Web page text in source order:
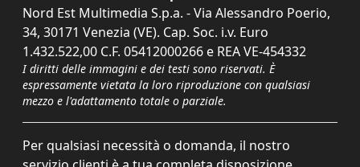
Nord Est Multimedia S.p.a. - Via Alessandro Poerio,
34, 30171 Venezia (VE). Cap. Soc. i.v. Euro
1.432.522,00 C.F. 05412000266 e REA VE-454332
I diritti delle immagini e dei testi sono riservati. È
espressamente vietata la loro riproduzione con qualsiasi
mezzo e l'adattamento totale o parziale.
Per qualsiasi necessità o domanda, il nostro